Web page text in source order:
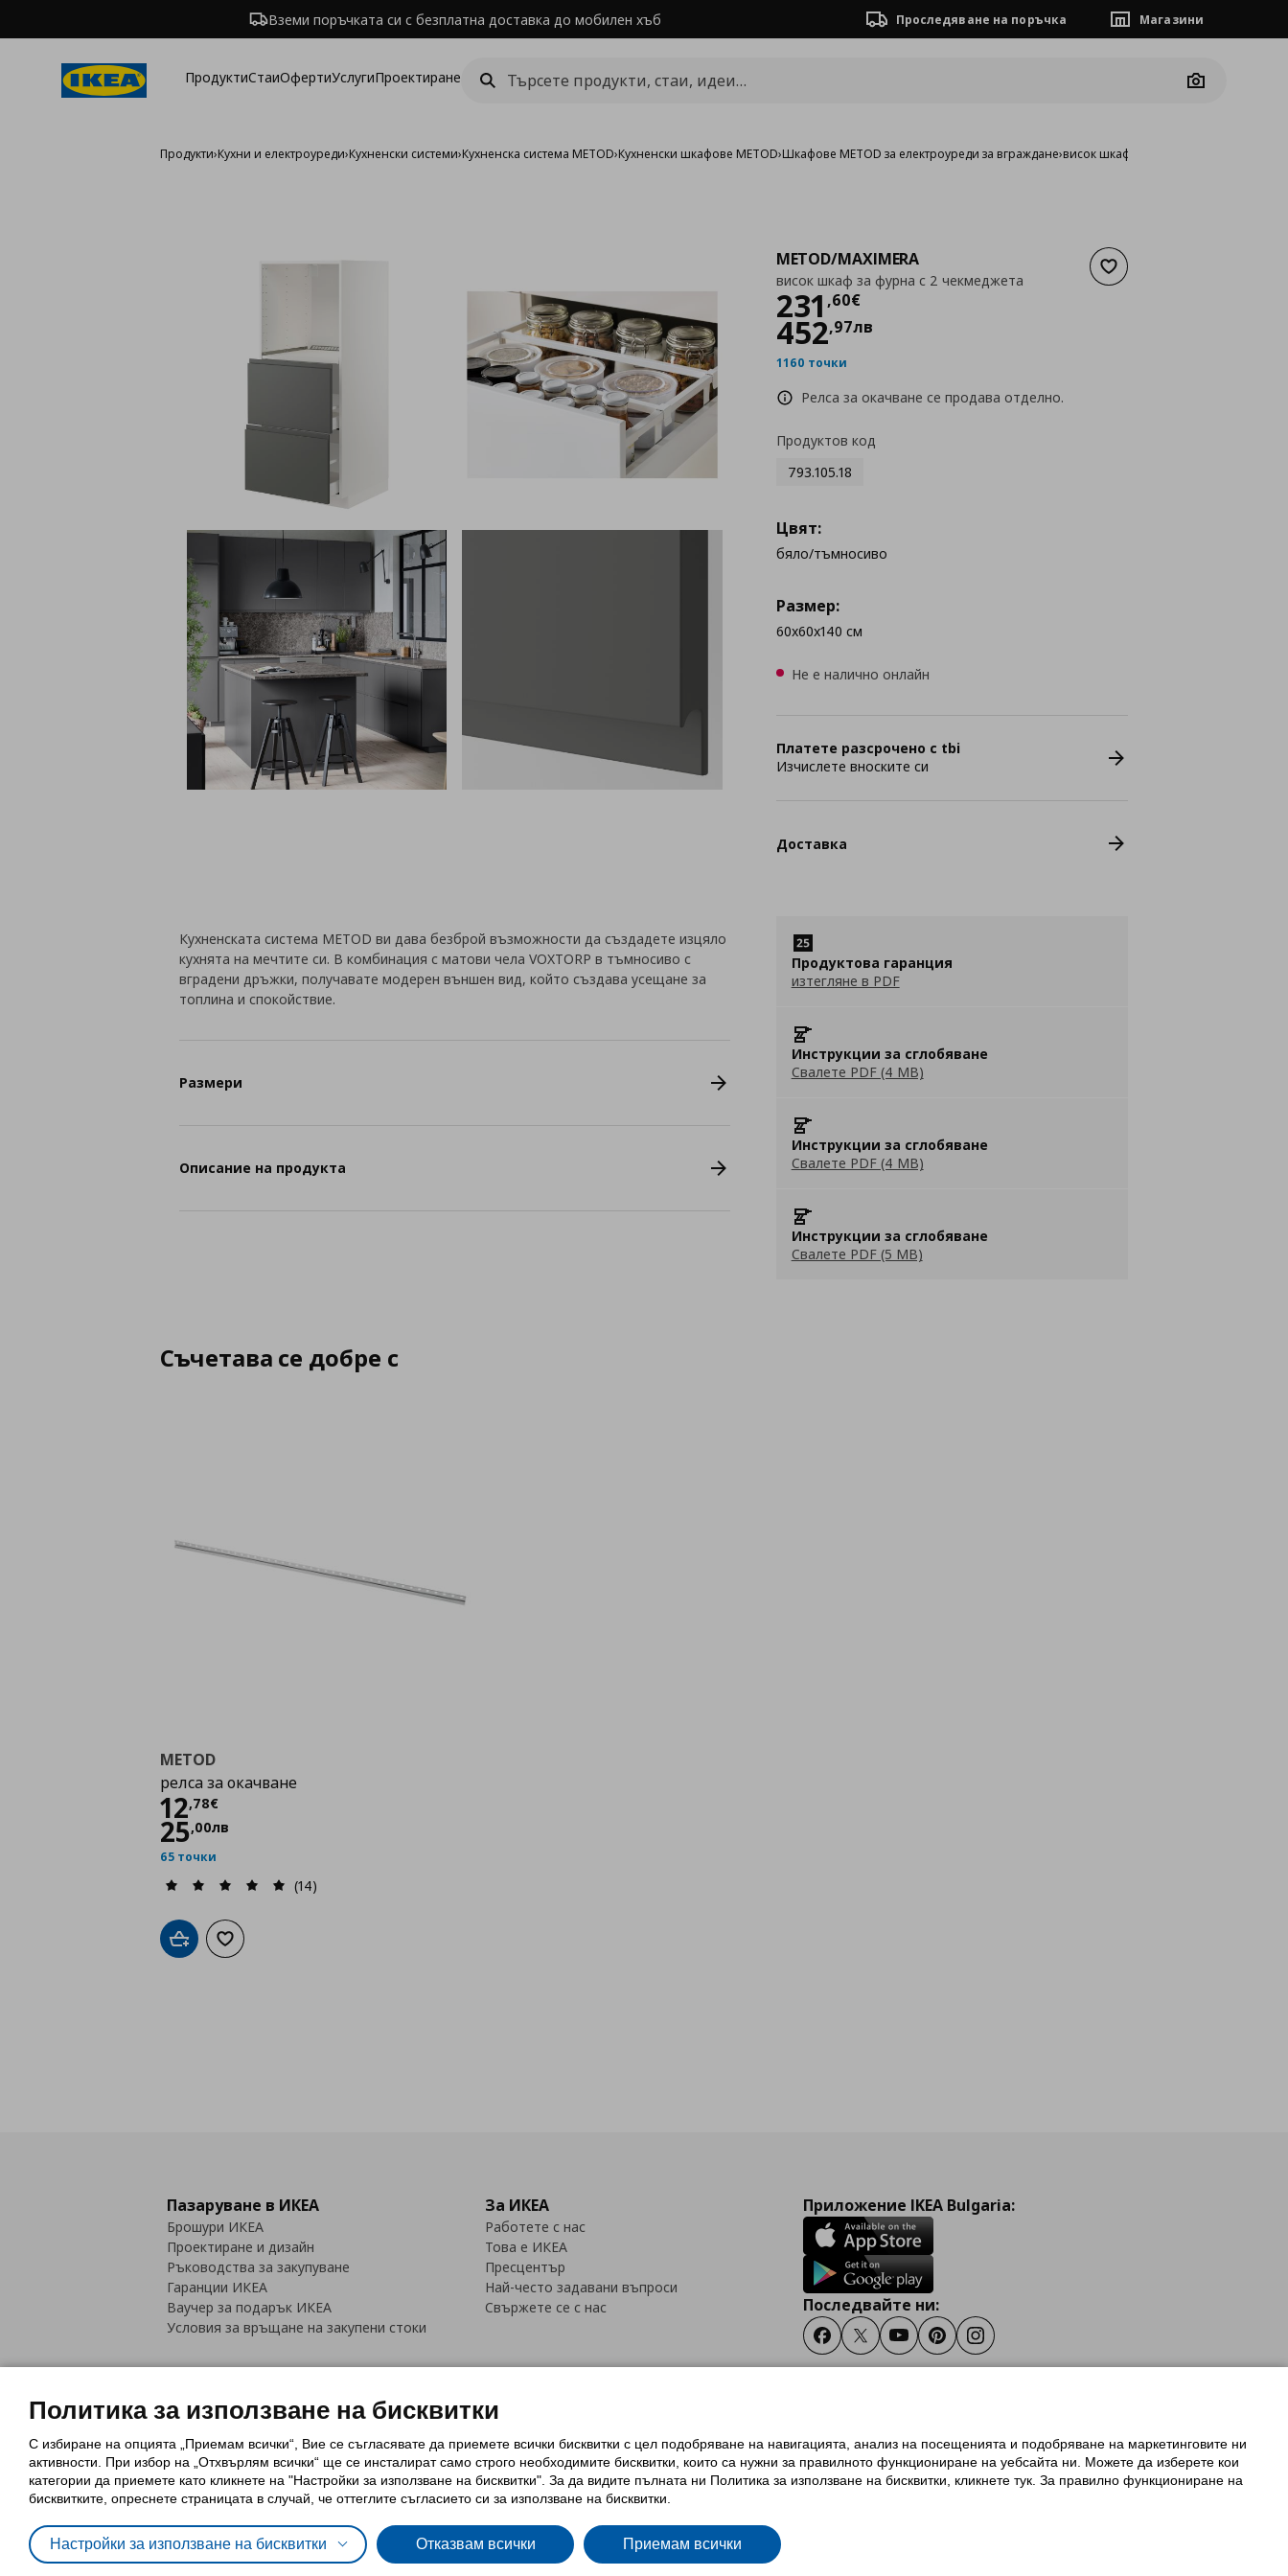
Вземи поръчката си с безплатна доставка до мобилен хъб Проследяване на поръчка Магазини
ПродуктиСтаиОфертиУслугиПроектиране
Camera
Продукти›Кухни и електроуреди›Кухненски системи›Кухненска система METOD›Кухненски шкафове METOD›Шкафове METOD за електроуреди за вграждане›висок шкаф за фурна с 2 чекмеджета
Добави към списъка с
METOD/MAXIMERA
висок шкаф за фурна с 2 чекмеджета
231 ,60€
Цена
452,97лв
1160 точки
Релса за окачване се продава отделно.
Продуктов код
793.105.18
Цвят:
бяло/тъмносиво
Размер:
60x60x140 см
Не е налично онлайн
Платете разсрочено с tbi
Изчислете вноските си
Доставка
Продуктова гаранция
изтегляне в PDF
Инструкции за сглобяване
Свалете PDF (4 MB)
Инструкции за сглобяване
Свалете PDF (4 MB)
Инструкции за сглобяване
Свалете PDF (5 MB)
Кухненската система METOD ви дава безброй възможности да създадете изцяло
кухнята на мечтите си. В комбинация с матови чела VOXTORP в тъмносиво с
вградени дръжки, получавате модерен външен вид, който създава усещане за
топлина и спокойствие.
Размери
Описание на продукта
Съчетава се добре с
METOD
релса за окачване
12,78€
Цена
25,00лв
65 точки
(14)
Добави в кошницата
Добави към списъка с любими
Пазаруване в ИКЕА
Брошури ИКЕА
Проектиране и дизайн
Ръководства за закупуване
Гаранции ИКЕА
Ваучер за подарък ИКЕА
Условия за връщане на закупени стоки
За ИКЕА
Работете с нас
Това е ИКЕА
Пресцентър
Най-често задавани въпроси
Свържете се с нас
Приложение IKEA Bulgaria:
Последвайте ни:
FacebookTwitterYoutubePinterestInstagram
Политика за използване на бисквитки (Cookies)Избор на настройки за използване на бисквиткиУсловия за ползване на ikea.bg
Обща политика за личните данни
Политика за защита на личните данни на ikea.bg
Общи условия на програма IKEA Family
Политика за защита на лични данни на програма IKEA Family
Политика за използване на бисквитки
С избиране на опцията „Приемам всички“, Вие се съгласявате да приемете всички бисквитки с цел подобряване на навигацията, анализ на посещенията и подобряване на маркетинговите ни
активности. При избор на „Отхвърлям всички“ ще се инсталират само строго необходимитe бисквитки, които са нужни за правилното функциониране на уебсайта ни. Можете да изберете кои
категории да приемете като кликнете на "Настройки за използване на бисквитки". За да видите пълната ни Политика за използване на бисквитки, кликнете тук. За правилно функциониране на
бисквитките, опреснете страницата в случай, че оттеглите съгласието си за използване на бисквитки.
Настройки за използване на бисквитки Отказвам всички Приемам всички